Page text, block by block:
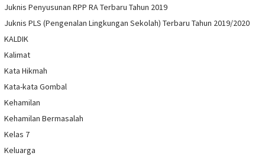
Juknis Penyusunan RPP RA Terbaru Tahun 2019
Juknis PLS (Pengenalan Lingkungan Sekolah) Terbaru Tahun 2019/2020
KALDIK
Kalimat
Kata Hikmah
Kata-kata Gombal
Kehamilan
Kehamilan Bermasalah
Kelas 7
Keluarga